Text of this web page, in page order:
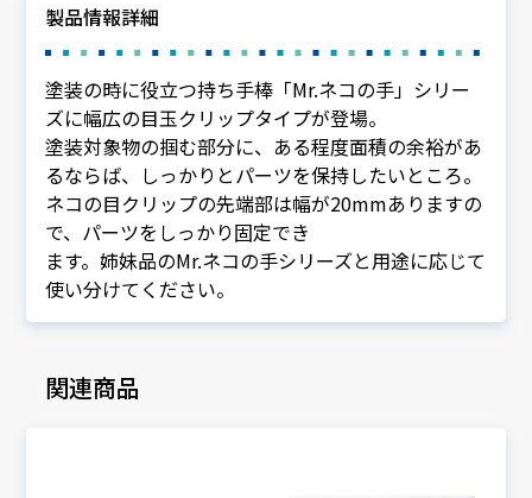
製品情報詳細
塗装の時に役立つ持ち手棒「Mr.ネコの手」シリー
ズに幅広の目玉クリップタイプが登場。
塗装対象物の掴む部分に、ある程度面積の余裕があ
るならば、しっかりとパーツを保持したいところ。
ネコの目クリップの先端部は幅が20mmありますの
で、パーツをしっかり固定でき
ます。姉妹品のMr.ネコの手シリーズと用途に応じて
使い分けてください。
関連商品